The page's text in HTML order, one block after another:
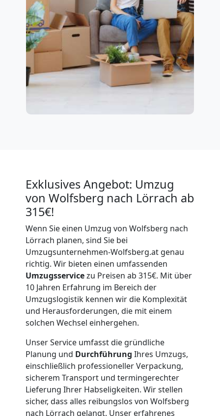
Exklusives Angebot: Umzug
von Wolfsberg nach Lörrach ab
315€!
Wenn Sie einen Umzug von Wolfsberg nach
Lörrach planen, sind Sie bei
Umzugsunternehmen-Wolfsberg.at genau
richtig. Wir bieten einen umfassenden
Umzugsservicezu Preisen ab 315€. Mit über
10 Jahren Erfahrung im Bereich der
Umzugslogistik kennen wir die Komplexität
und Herausforderungen, die mit einem
solchen Wechsel einhergehen.
Unser Service umfasst die gründliche
Planung und Durchführung Ihres Umzugs,
einschließlich professioneller Verpackung,
sicherem Transport und termingerechter
Lieferung Ihrer Habseligkeiten. Wir stellen
sicher, dass alles reibungslos von Wolfsberg
nach Lörrach gelangt. Unser erfahrenes